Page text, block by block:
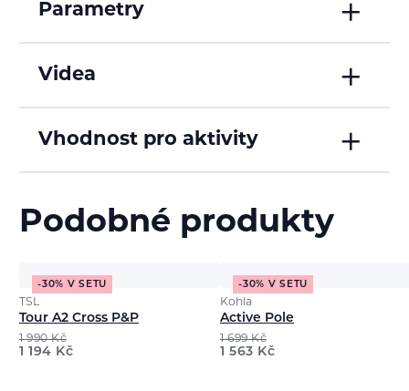
Parametry
Videa
Vhodnost pro aktivity
Podobné produkty
-30% V SETU
TSL
Tour A2 Cross P&P
1 990Kč
1 194 Kč
-30% V SETU
Kohla
Active Pole
1 699Kč
1 563 Kč